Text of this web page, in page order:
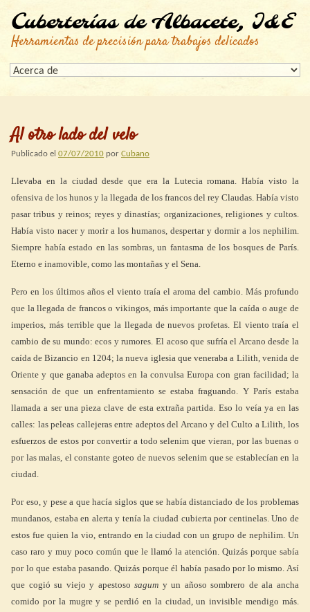
Cuberterías de Albacete, I&E
Herramientas de precisión para trabajos delicados
Al otro lado del velo
Publicado el 07/07/2010 por Cubano
Llevaba en la ciudad desde que era la Lutecia romana. Había visto la
ofensiva de los hunos y la llegada de los francos del rey Claudas. Había visto
pasar tribus y reinos; reyes y dinastías; organizaciones, religiones y cultos.
Había visto nacer y morir a los humanos, despertar y dormir a los nephilim.
Siempre había estado en las sombras, un fantasma de los bosques de París.
Eterno e inamovible, como las montañas y el Sena.
Pero en los últimos años el viento traía el aroma del cambio. Más profundo
que la llegada de francos o vikingos, más importante que la caída o auge de
imperios, más terrible que la llegada de nuevos profetas. El viento traía el
cambio de su mundo: ecos y rumores. El acoso que sufría el Arcano desde la
caída de Bizancio en 1204; la nueva iglesia que veneraba a Lilith, venida de
Oriente y que ganaba adeptos en la convulsa Europa con gran facilidad; la
sensación de que un enfrentamiento se estaba fraguando. Y París estaba
llamada a ser una pieza clave de esta extraña partida. Eso lo veía ya en las
calles: las peleas callejeras entre adeptos del Arcano y del Culto a Lilith, los
esfuerzos de estos por convertir a todo selenim que vieran, por las buenas o
por las malas, el constante goteo de nuevos selenim que se establecían en la
ciudad.
Por eso, y pese a que hacía siglos que se había distanciado de los problemas
mundanos, estaba en alerta y tenía la ciudad cubierta por centinelas. Uno de
estos fue quien la vio, entrando en la ciudad con un grupo de nephilim. Un
caso raro y muy poco común que le llamó la atención. Quizás porque sabía
por lo que estaba pasando. Quizás porque él había pasado por lo mismo. Así
que cogió su viejo y apestososagum y un añoso sombrero de ala ancha
comido por la mugre y se perdió en la ciudad, un invisible mendigo más.